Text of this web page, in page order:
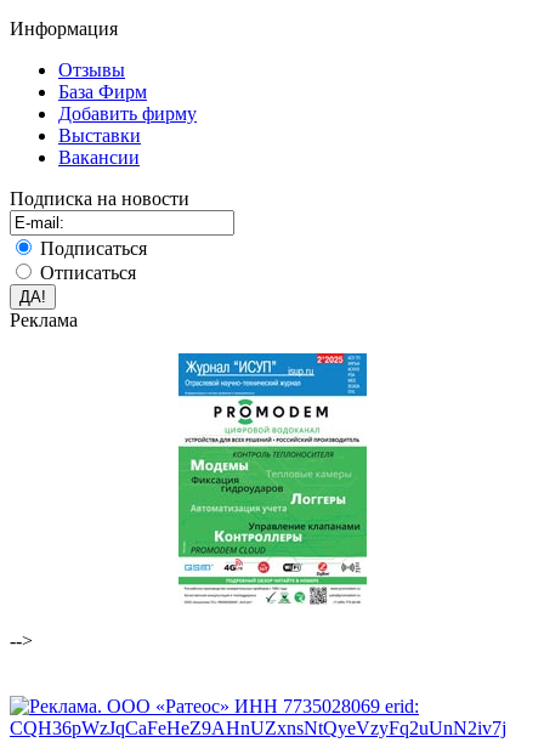
Информация
Отзывы
База Фирм
Добавить фирму
Выставки
Вакансии
Подписка на новости
Подписаться
Отписаться
Реклама
-->